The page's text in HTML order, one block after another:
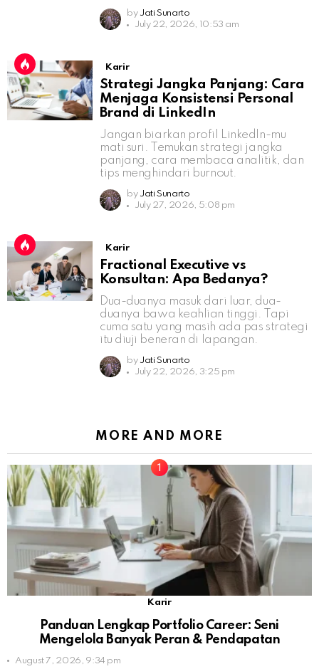
by Jati Sunarto
July 22, 2026, 10:53 am
Karir
Strategi Jangka Panjang: Cara
Menjaga Konsistensi Personal
Brand di LinkedIn
Jangan biarkan profil LinkedIn-mu
mati suri. Temukan strategi jangka
panjang, cara membaca analitik, dan
tips menghindari burnout.
by Jati Sunarto
July 27, 2026, 5:08 pm
Karir
Fractional Executive vs
Konsultan: Apa Bedanya?
Dua-duanya masuk dari luar, dua-
duanya bawa keahlian tinggi. Tapi
cuma satu yang masih ada pas strategi
itu diuji beneran di lapangan.
by Jati Sunarto
July 22, 2026, 3:25 pm
MORE AND MORE
Karir
Panduan Lengkap Portfolio Career: Seni
Mengelola Banyak Peran & Pendapatan
August 7, 2026, 9:34 pm